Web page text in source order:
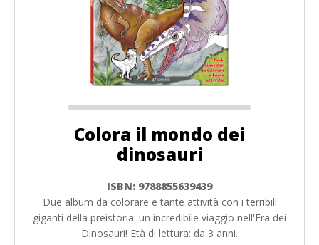
Colora il mondo dei
dinosauri
ISBN: 9788855639439
Due album da colorare e tante attività con i terribili
giganti della preistoria: un incredibile viaggio nell'Era dei
Dinosauri! Età di lettura: da 3 anni.